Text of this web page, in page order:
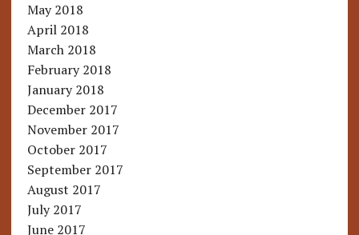
May 2018
April 2018
March 2018
February 2018
January 2018
December 2017
November 2017
October 2017
September 2017
August 2017
July 2017
June 2017